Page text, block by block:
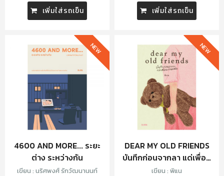
เพิ่มใส่รถเข็น เพิ่มใส่รถเข็น
4600 AND MORE... ระยะ
ต่าง ระหว่างกัน
เขียน : นริศพงศ์ รักวัฒนานนท์
NEW
DEAR MY OLD FRIENDS
บันทึกก่อนจากลา แด่เพื่อน
เก่าของฉัน
เขียน : พิแน
NEW